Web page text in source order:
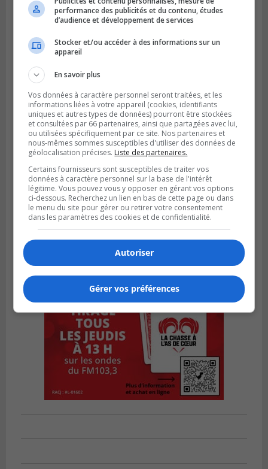
Publié le 6 août 2026 à 05h39
La grenade du camping du lac Cristal était
inoffensive
performance des publicités et du contenu, études
d’audience et développement de services
Stocker et/ou accéder à des informations sur un
appareil
En savoir plus
Vos données à caractère personnel seront traitées, et les
informations liées à votre appareil (cookies, identifiants
uniques et autres types de données) pourront être stockées
et consultées par 66 partenaires, ainsi que partagées avec lui,
ou utilisées spécifiquement par ce site. Nos partenaires et
nous-mêmes sommes susceptibles d'utiliser des données de
géolocalisation précises. Liste des partenaires.
Certains fournisseurs sont susceptibles de traiter vos
données à caractère personnel sur la base de l'intérêt
légitime. Vous pouvez vous y opposer en gérant vos options
ci-dessous. Recherchez un lien en bas de cette page ou dans
le menu du site pour gérer ou retirer votre consentement
dans les paramètres des cookies et de confidentialité.
Autoriser
Gérer vos préférences